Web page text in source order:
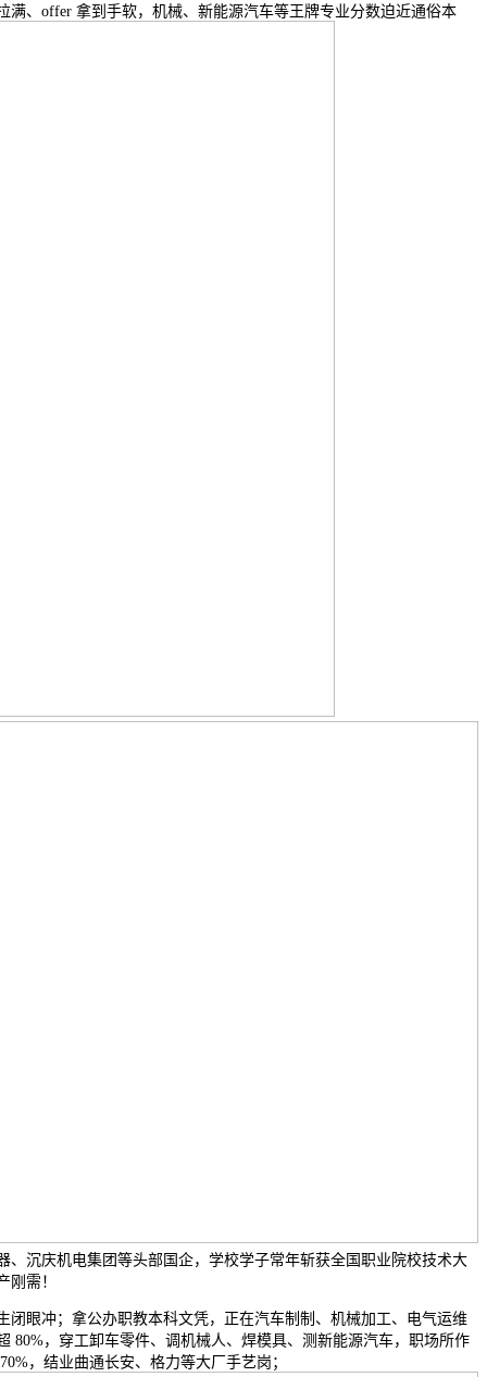
满、offer 拿到手软，机械、新能源汽车等王牌专业分数迫近通俗本
、沉庆机电集团等头部国企，学校学子常年斩获全国职业院校技术大
刚需！
冲；拿公办职教本科文凭，正在汽车制制、机械加工、电气运维
80%，穿工卸车零件、调机械人、焊模具、测新能源汽车，职场所作
，结业曲通长安、格力等大厂手艺岗；